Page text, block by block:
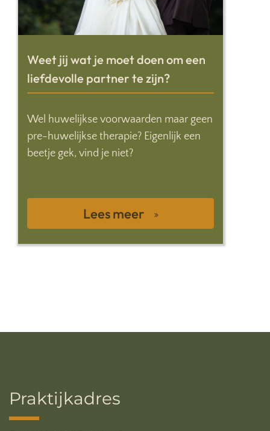
Weet jij wat je moet doen om een
liefdevolle partner te zijn?
Wel huwelijkse voorwaarden maar geen
pre-huwelijkse therapie? Eigenlijk een
beetje gek, vind je niet?
Lees meer
Praktijkadres